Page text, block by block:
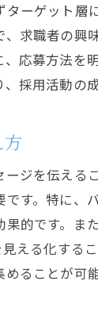
求人
職場
成長
ター
デジ
SNS
地域密
ーゲット層
求職者の興
応募方法
採用活動の
ジを伝える
す。特に
的です。ま
える化する
ることが可能